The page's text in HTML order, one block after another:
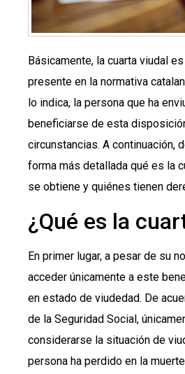
Básicamente, la cuarta viudal
presente en la normativa
lo indica, la persona que ha
beneficiarse de esta
circunstancias. A continuación,
forma más detallada qué es la
se obtiene y quiénes tienen
¿Qué es la
En primer lugar, a pesar de su
acceder únicamente a este
en estado de viudedad. De
de la Seguridad Social,
considerarse la situación de
persona ha perdido en la